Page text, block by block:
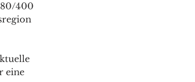
400
eine